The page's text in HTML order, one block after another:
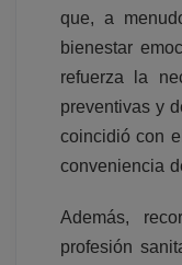
que, a
bienestar
refuerza la
preventivas y
coincidió con
conveniencia
Además,
profesión